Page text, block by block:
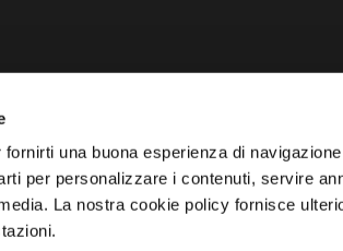
una buona esperienza di
per personalizzare i contenuti, servire
La nostra cookie policy fornisce